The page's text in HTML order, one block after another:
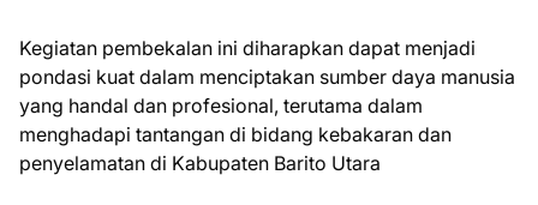
Kegiatan pembekalan ini diharapkan dapat menjadi
pondasi kuat dalam menciptakan sumber daya manusia
yang handal dan profesional, terutama dalam
menghadapi tantangan di bidang kebakaran dan
penyelamatan di Kabupaten Barito Utara